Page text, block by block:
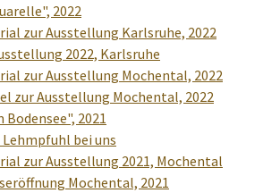
2022
zur Ausstellung Karlsruhe, 2022
2022, Karlsruhe
zur Ausstellung Mochental, 2022
zur Ausstellung Mochental, 2022
2021
bei uns
zur Ausstellung 2021, Mochental
Mochental, 2021